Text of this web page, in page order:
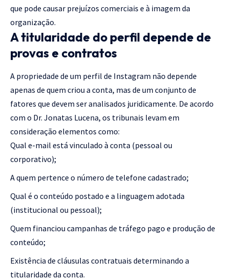
que pode causar prejuízos comerciais e à imagem da
organização.
A titularidade do perfil depende de
provas e contratos
A propriedade de um perfil de Instagram não depende
apenas de quem criou a conta, mas de um conjunto de
fatores que devem ser analisados juridicamente. De acordo
com o Dr. Jonatas Lucena, os tribunais levam em
consideração elementos como:
Qual e-mail está vinculado à conta (pessoal ou
corporativo);
A quem pertence o número de telefone cadastrado;
Qual é o conteúdo postado e a linguagem adotada
(institucional ou pessoal);
Quem financiou campanhas de tráfego pago e produção de
conteúdo;
Existência de cláusulas contratuais determinando a
titularidade da conta.